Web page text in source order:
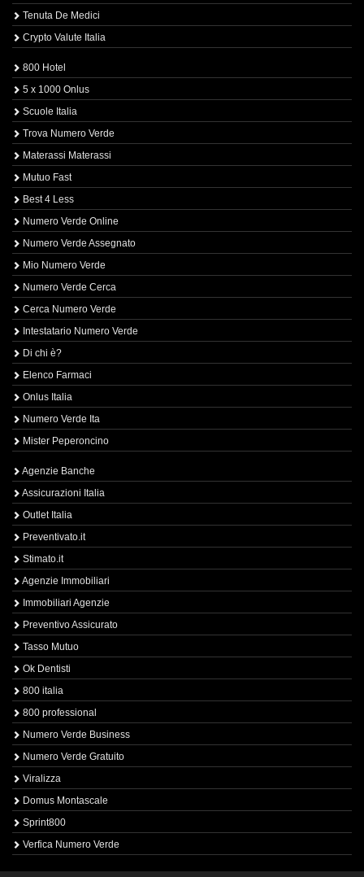
Tenuta De Medici
Crypto Valute Italia
800 Hotel
5 x 1000 Onlus
Scuole Italia
Trova Numero Verde
Materassi Materassi
Mutuo Fast
Best 4 Less
Numero Verde Online
Numero Verde Assegnato
Mio Numero Verde
Numero Verde Cerca
Cerca Numero Verde
Intestatario Numero Verde
Di chi è?
Elenco Farmaci
Onlus Italia
Numero Verde Ita
Mister Peperoncino
Agenzie Banche
Assicurazioni Italia
Outlet Italia
Preventivato.it
Stimato.it
Agenzie Immobiliari
Immobiliari Agenzie
Preventivo Assicurato
Tasso Mutuo
Ok Dentisti
800 italia
800 professional
Numero Verde Business
Numero Verde Gratuito
Viralizza
Domus Montascale
Sprint800
Verfica Numero Verde